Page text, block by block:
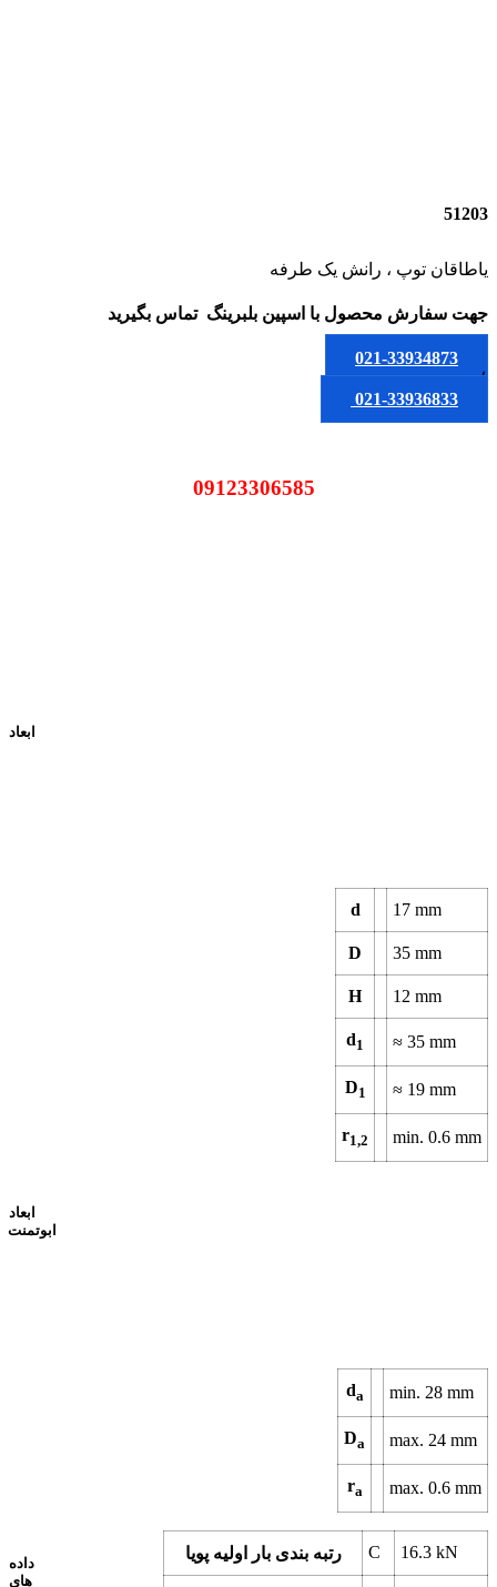
51203
یاطاقان توپ ، رانش یک طرفه
جهت سفارش محصول با اسپین بلبرینگ تماس بگیرید
021-33934873
یا
021-33936833
ابعاد
d 17 mm
D 35 mm
H 12 mm
d1 ≈ 35 mm
D1 ≈ 19 mm
r1,2 min. 0.6 mm
ابعاد
ابوتمنت
da min. 28 mm
Da max. 24 mm
ra max. 0.6 mm
داده
های
رتبه بندی بار اولیه پویا C 16.3 kN